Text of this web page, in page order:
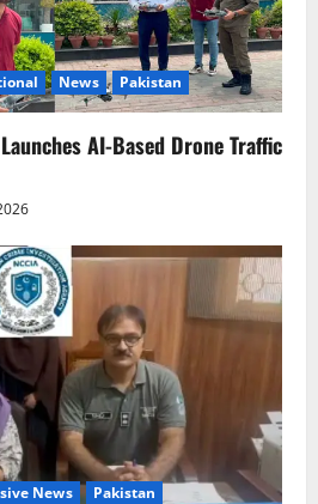
News Pakistan
AI-Based Drone Traffic
News Pakistan